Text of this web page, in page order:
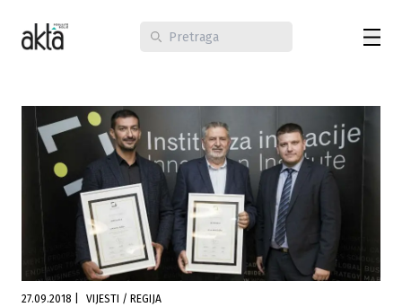
27.09.2018 VIJESTI / REGIJA